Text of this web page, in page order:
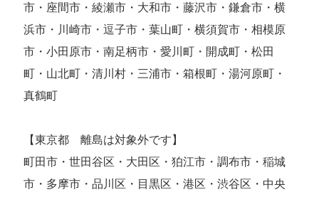
市・座間市・綾瀬市・大和市・藤沢市・鎌倉市・横
浜市・川崎市・逗子市・葉山町・横須賀市・相模原
市・小田原市・南足柄市・愛川町・開成町・松田
町・山北町・清川村・三浦市・箱根町・湯河原町・
真鶴町
【東京都 離島は対象外です】
町田市・世田谷区・大田区・狛江市・調布市・稲城
市・多摩市・品川区・目黒区・港区・渋谷区・中央